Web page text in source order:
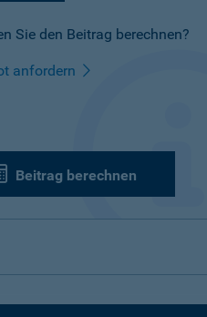
Sie den Beitrag berechnen?
anfordern
Beitrag berechnen